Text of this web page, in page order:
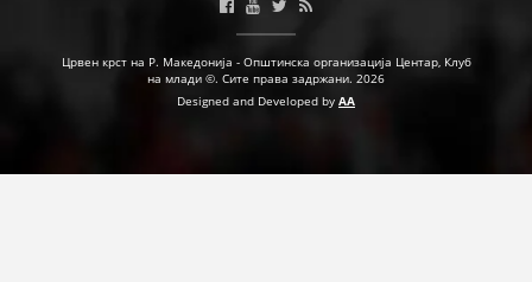
Црвен крст на Р. Македонија - Општинска организација Центар, Клуб
на млади ©. Сите права задржани. 2026
Designed and Developed by AA